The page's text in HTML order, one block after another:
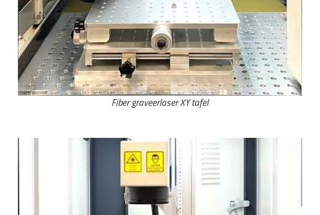
Fiber graveerlaser XY tafel